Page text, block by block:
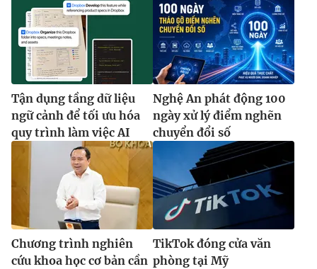
Tận dụng tầng dữ liệu
ngữ cảnh để tối ưu hóa
quy trình làm việc AI
Nghệ An phát động 100
ngày xử lý điểm nghẽn
chuyển đổi số
Chương trình nghiên
cứu khoa học cơ bản cần
TikTok đóng cửa văn
phòng tại Mỹ